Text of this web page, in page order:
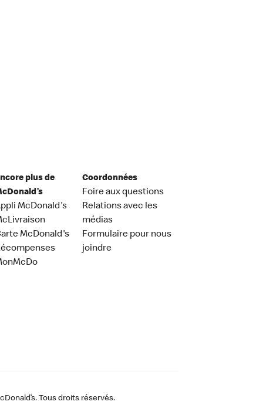
plus de
McDonald's
McDonald's
Coordonnées
Foire aux questions
Relations avec les
médias
Formulaire pour nous
joindre
Tous droits réservés.